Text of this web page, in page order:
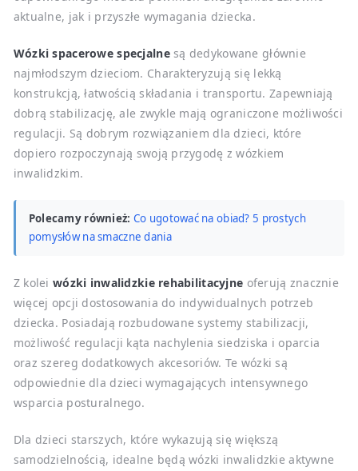
aktualne, jak i przyszłe wymagania dziecka.
Wózki spacerowe specjalnesą dedykowane głównie
najmłodszym dzieciom. Charakteryzują się lekką
konstrukcją, łatwością składania i transportu. Zapewniają
dobrą stabilizację, ale zwykle mają ograniczone możliwości
regulacji. Są dobrym rozwiązaniem dla dzieci, które
dopiero rozpoczynają swoją przygodę z wózkiem
inwalidzkim.
Polecamy również: Co ugotować na obiad? 5 prostych
pomysłów na smaczne dania
Z koleiwózki inwalidzkie rehabilitacyjne oferują znacznie
więcej opcji dostosowania do indywidualnych potrzeb
dziecka. Posiadają rozbudowane systemy stabilizacji,
możliwość regulacji kąta nachylenia siedziska i oparcia
oraz szereg dodatkowych akcesoriów. Te wózki są
odpowiednie dla dzieci wymagających intensywnego
wsparcia posturalnego.
Dla dzieci starszych, które wykazują się większą
samodzielnością, idealne będą wózki inwalidzkie aktywne